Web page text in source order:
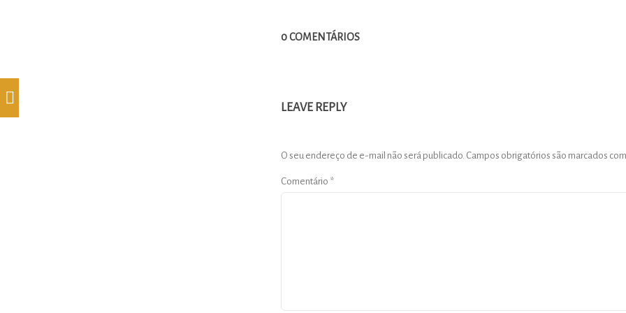
0 COMENTÁRIOS
LEAVE REPLY
O seu endereço de e-mail não será publicado. Campos obrigatórios são marcados
Comentário *